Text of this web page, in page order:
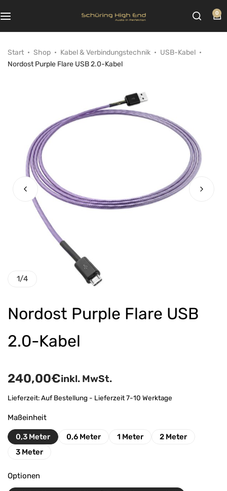
0
Start Shop Kabel & Verbindungstechnik
USB-Kabel
Nordost Purple Flare USB 2.0-Kabel
1/4
Nordost Purple Flare USB
2.0-Kabel
240,00€inkl. MwSt.
Lieferzeit:Auf Bestellung - Lieferzeit 7-10 Werktage
Maßeinheit
0,3 Meter 0,6 Meter 1 Meter
2 Meter
3 Meter
Optionen